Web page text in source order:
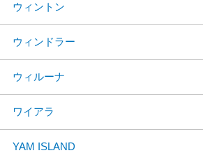
ウィントン
ウィンドラー
ウィルーナ
ワイアラ
YAM ISLAND